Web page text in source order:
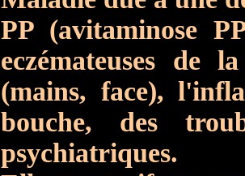
PP (avitaminose
eczémateuses de
(mains, face),
bouche, des
psychiatriques.